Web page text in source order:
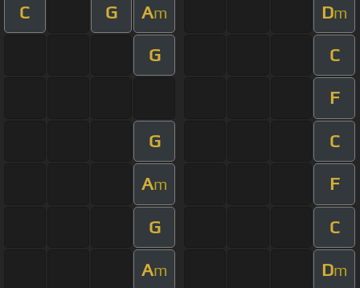
C G Am Dm
G C
F
G C
Am F
G C
Am Dm